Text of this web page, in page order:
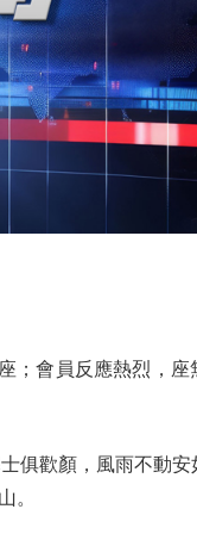
會員反應熱烈，座
歡顏，風雨不動安
。